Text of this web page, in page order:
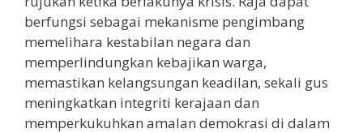
berfungsi sebagai mekanisme pengimbang
memelihara kestabilan negara dan
memperlindungkan kebajikan warga,
memastikan kelangsungan keadilan, sekali gus
meningkatkan integriti kerajaan dan
memperkukuhkan amalan demokrasi di dalam